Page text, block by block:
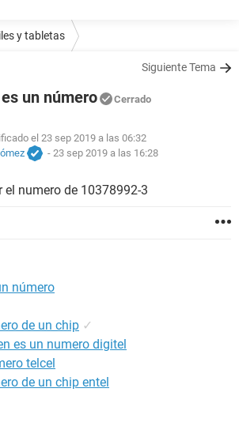
y tabletas
Siguiente Tema
un número Cerrado
el 23 sep 2019 a las 06:32
- 23 sep 2019 a las 16:28
el numero de 10378992-3
número
de un chip ✓
es un numero digitel
telcel
de un chip entel